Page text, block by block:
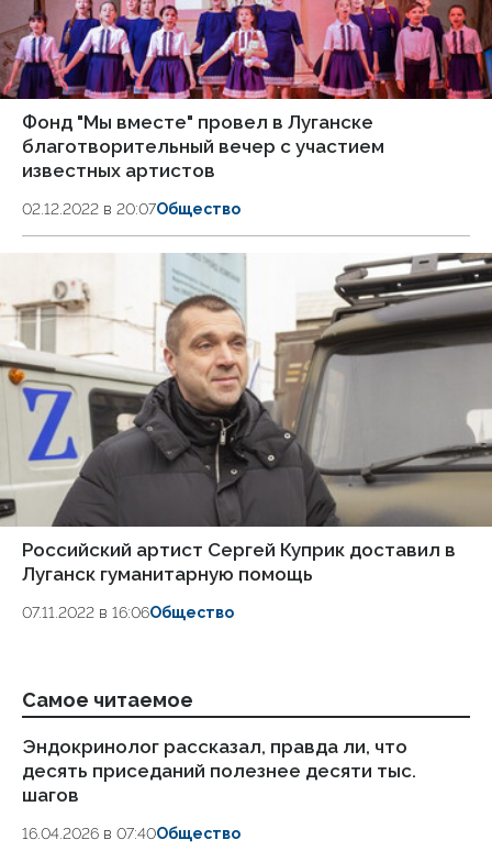
Фонд "Мы вместе" провел в Луганске
благотворительный вечер с участием
известных артистов
02.12.2022 в 20:07Общество
Российский артист Сергей Куприк доставил в
Луганск гуманитарную помощь
07.11.2022 в 16:06Общество
Самое читаемое
Эндокринолог рассказал, правда ли, что
десять приседаний полезнее десяти тыс.
шагов
16.04.2026 в 07:40Общество